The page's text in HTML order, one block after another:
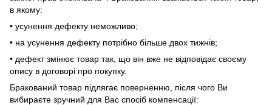
в якому:
• усунення дефекту неможливо;
• на усунення дефекту потрібно більше двох тижнів;
• дефект змінює товар так, що він вже не відповідає своєму
опису в договорі про покупку.
Бракований товар підлягає поверненню, після чого Ви
вибираєте зручний для Вас спосіб компенсації: